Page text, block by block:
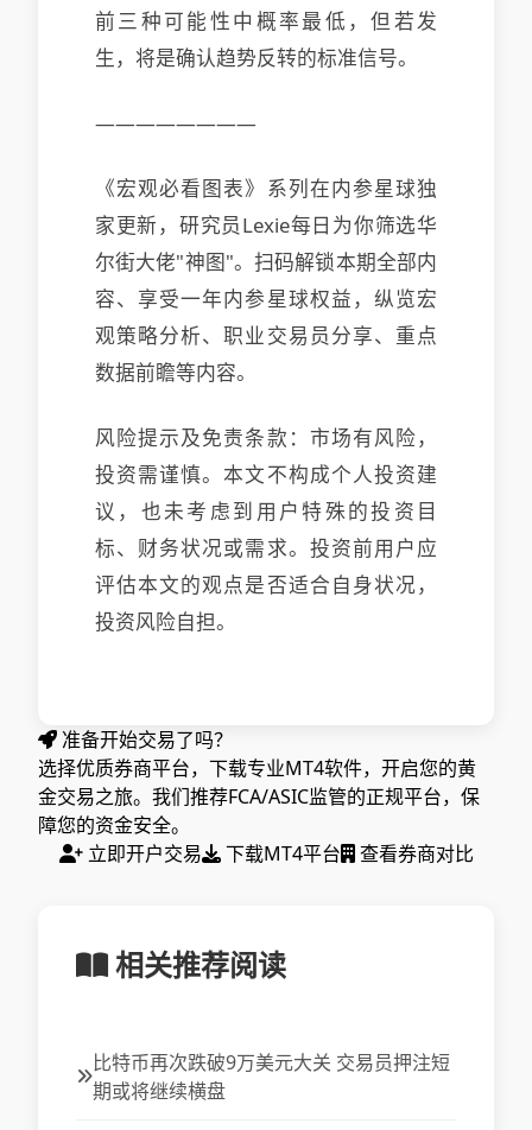
前三种可能性中概率最低，但若发
生，将是确认趋势反转的标准信号。
————————
《宏观必看图表》系列在内参星球独
家更新，研究员Lexie每日为你筛选华
尔街大佬"神图"。扫码解锁本期全部内
容、享受一年内参星球权益，纵览宏
观策略分析、职业交易员分享、重点
数据前瞻等内容。
风险提示及免责条款：市场有风险，
投资需谨慎。本文不构成个人投资建
议，也未考虑到用户特殊的投资目
标、财务状况或需求。投资前用户应
评估本文的观点是否适合自身状况，
投资风险自担。
准备开始交易了吗？
选择优质券商平台，下载专业MT4软件，开启您的黄
金交易之旅。我们推荐FCA/ASIC监管的正规平台，保
障您的资金安全。
立即开户交易
下载MT4平台 查看券商对比
相关推荐阅读
比特币再次跌破9万美元大关 交易员押注短
期或将继续横盘